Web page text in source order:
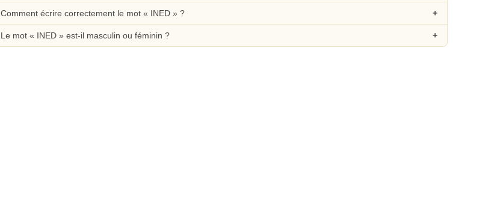
Comment écrire correctement le mot « INED » ?
Le mot « INED » est-il masculin ou féminin ?